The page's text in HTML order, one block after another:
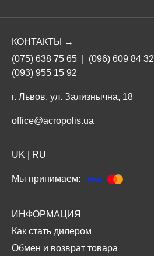
КОНТАКТЫ →
(075) 638 75 65
(096) 609 84 32
(093) 955 15 92
г. Львов, ул. Зализнычна, 18
office@acropolis.ua
UK RU
Мы принимаем:
ИНФОРМАЦИЯ
Как стать дилером
Обмен и возврат товара